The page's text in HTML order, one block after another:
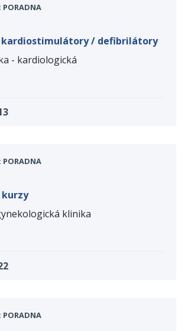
PORADNA
kardiostimulátory / defibrilátory
- kardiologická
PORADNA
kurzy
klinika
PORADNA